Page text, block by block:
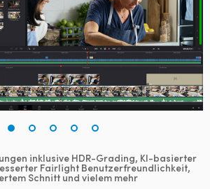
China
inklusive HDR-Grading, KI-basierter
Fairlight Benutzerfreundlichkeit,
Schnitt und vielem mehr